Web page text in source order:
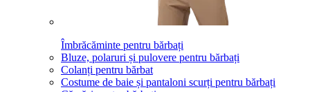
Îmbrăcăminte pentru bărbați
Bluze, polaruri și pulovere pentru bărbați
Colanți pentru bărbat
Costume de baie și pantaloni scurți pentru bărbați